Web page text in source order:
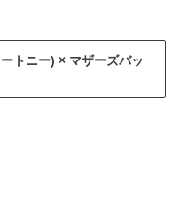
トニー) × マザーズバッ